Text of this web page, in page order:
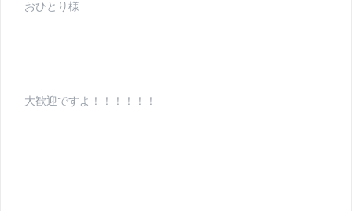
おひとり様
大歓迎ですよ！！！！！！